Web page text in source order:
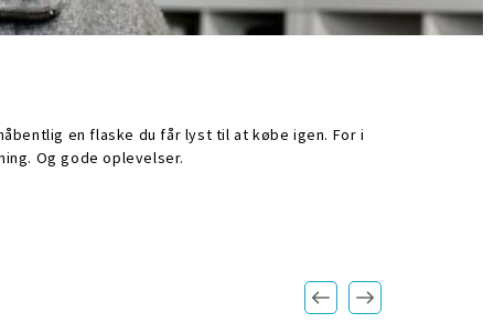
en flaske du får lyst til at købe igen. For i
Og gode oplevelser.